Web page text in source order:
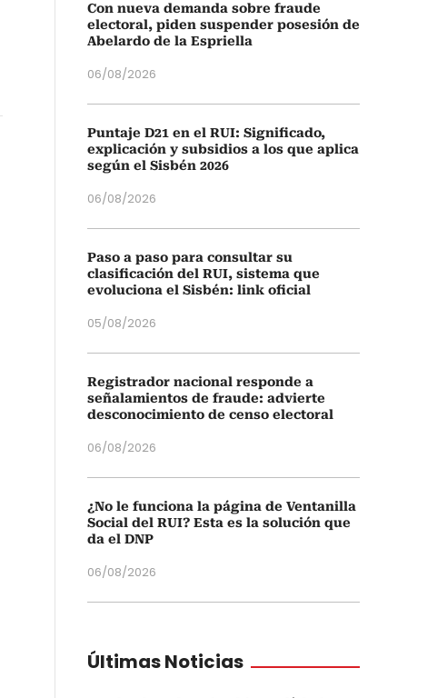
Con nueva demanda sobre fraude
electoral, piden suspender posesión de
Abelardo de la Espriella
06/08/2026
Puntaje D21 en el RUI: Significado,
explicación y subsidios a los que aplica
según el Sisbén 2026
06/08/2026
Paso a paso para consultar su
clasificación del RUI, sistema que
evoluciona el Sisbén: link oficial
05/08/2026
Registrador nacional responde a
señalamientos de fraude: advierte
desconocimiento de censo electoral
06/08/2026
¿No le funciona la página de Ventanilla
Social del RUI? Esta es la solución que
da el DNP
06/08/2026
Últimas Noticias